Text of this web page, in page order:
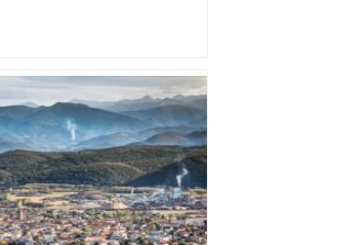
abattu aux Izards : le
en examen à
en bande